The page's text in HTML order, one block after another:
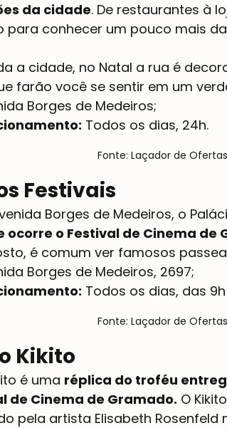
da cidade. De restaurantes à
para conhecer um pouco mais
a cidade, no Natal a rua é
farão você se sentir em um
Todos os dias, 24h.
Fonte: Laçador de Ofertas
Festivais
Borges de Medeiros, o
ocorre o Festival de Cinema de
é comum ver famosos
Todos os dias, das
Fonte: Laçador de Ofertas
Kikito
é uma réplica do troféu
de Cinema de Gramado. O
pela artista Elisabeth Rosenfeld